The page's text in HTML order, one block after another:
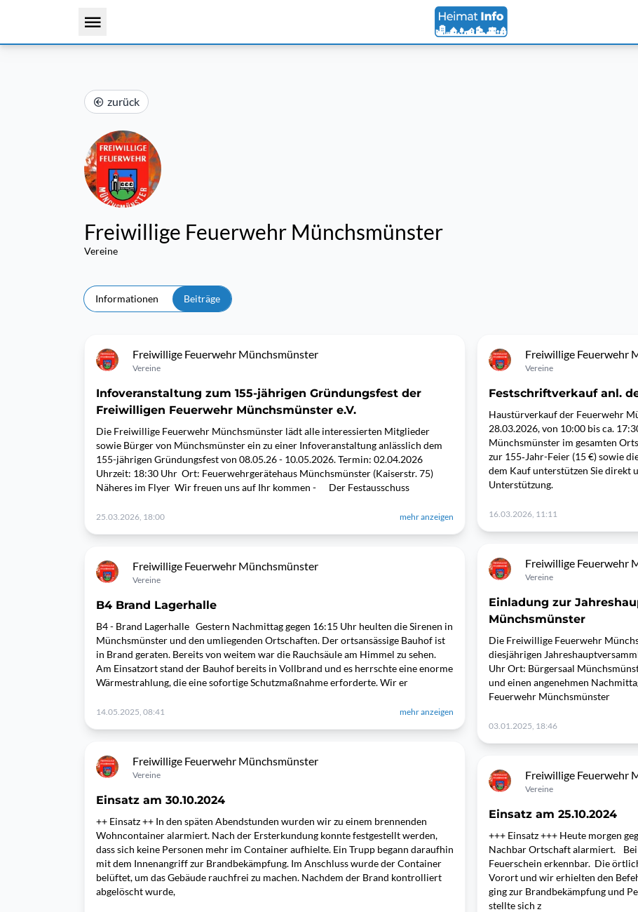
zurück
Freiwillige Feuerwehr Münchsmünster
Vereine
Informationen Beiträge
Freiwillige Feuerwehr Münchsmünster
Vereine
Infoveranstaltung zum 155-jährigen Gründungsfest der
Freiwilligen Feuerwehr Münchsmünster e.V.
Die Freiwillige Feuerwehr Münchsmünster lädt alle interessierten Mitglieder
sowie Bürger von Münchsmünster ein zu einer Infoveranstaltung anlässlich dem
155-jährigen Gründungsfest von 08.05.26 - 10.05.2026. Termin: 02.04.2026
Uhrzeit: 18:30 Uhr Ort: Feuerwehrgerätehaus Münchsmünster (Kaiserstr. 75)
Näheres im Flyer Wir freuen uns auf Ihr kommen - Der Festausschuss
25.03.2026, 18:00 mehr anzeigen
Freiwillige Feuerwehr Münchsmünster
Vereine
B4 Brand Lagerhalle
B4 - Brand Lagerhalle Gestern Nachmittag gegen 16:15 Uhr heulten die Sirenen in
Münchsmünster und den umliegenden Ortschaften. Der ortsansässige Bauhof ist
in Brand geraten. Bereits von weitem war die Rauchsäule am Himmel zu sehen.
Am Einsatzort stand der Bauhof bereits in Vollbrand und es herrschte eine enorme
Wärmestrahlung, die eine sofortige Schutzmaßnahme erforderte. Wir er
14.05.2025, 08:41 mehr anzeigen
Freiwillige Feuerwehr Münchsmünster
Vereine
Einsatz am 30.10.2024
++ Einsatz ++ In den späten Abendstunden wurden wir zu einem brennenden
Wohncontainer alarmiert. Nach der Ersterkundung konnte festgestellt werden,
dass sich keine Personen mehr im Container aufhielte. Ein Trupp begann daraufhin
mit dem Innenangriff zur Brandbekämpfung. Im Anschluss wurde der Container
belüftet, um das Gebäude rauchfrei zu machen. Nachdem der Brand kontrolliert
abgelöscht wurde,
Freiwillige Feuerwehr
Vereine
Festschriftverkauf anl.
Haustürverkauf der Feuerwehr
28.03.2026, von 10:00 bis ca.
Münchsmünster im gesamten
zur 155‑Jahr-Feier (15 €) sowie
dem Kauf unterstützen Sie direkt
Unterstützung.
16.03.2026, 11:11
Freiwillige Feuerwehr
Vereine
Einladung zur
Münchsmünster
Die Freiwillige Feuerwehr
diesjährigen
Uhr Ort: Bürgersaal
und einen angenehmen
Feuerwehr Münchsmünster
03.01.2025, 18:46
Freiwillige Feuerwehr
Vereine
Einsatz am 25.10.2024
+++ Einsatz +++ Heute morgen
Nachbar Ortschaft alarmiert. Bei
Feuerschein erkennbar. Die
Vorort und wir erhielten den
ging zur Brandbekämpfung und
stellte sich z